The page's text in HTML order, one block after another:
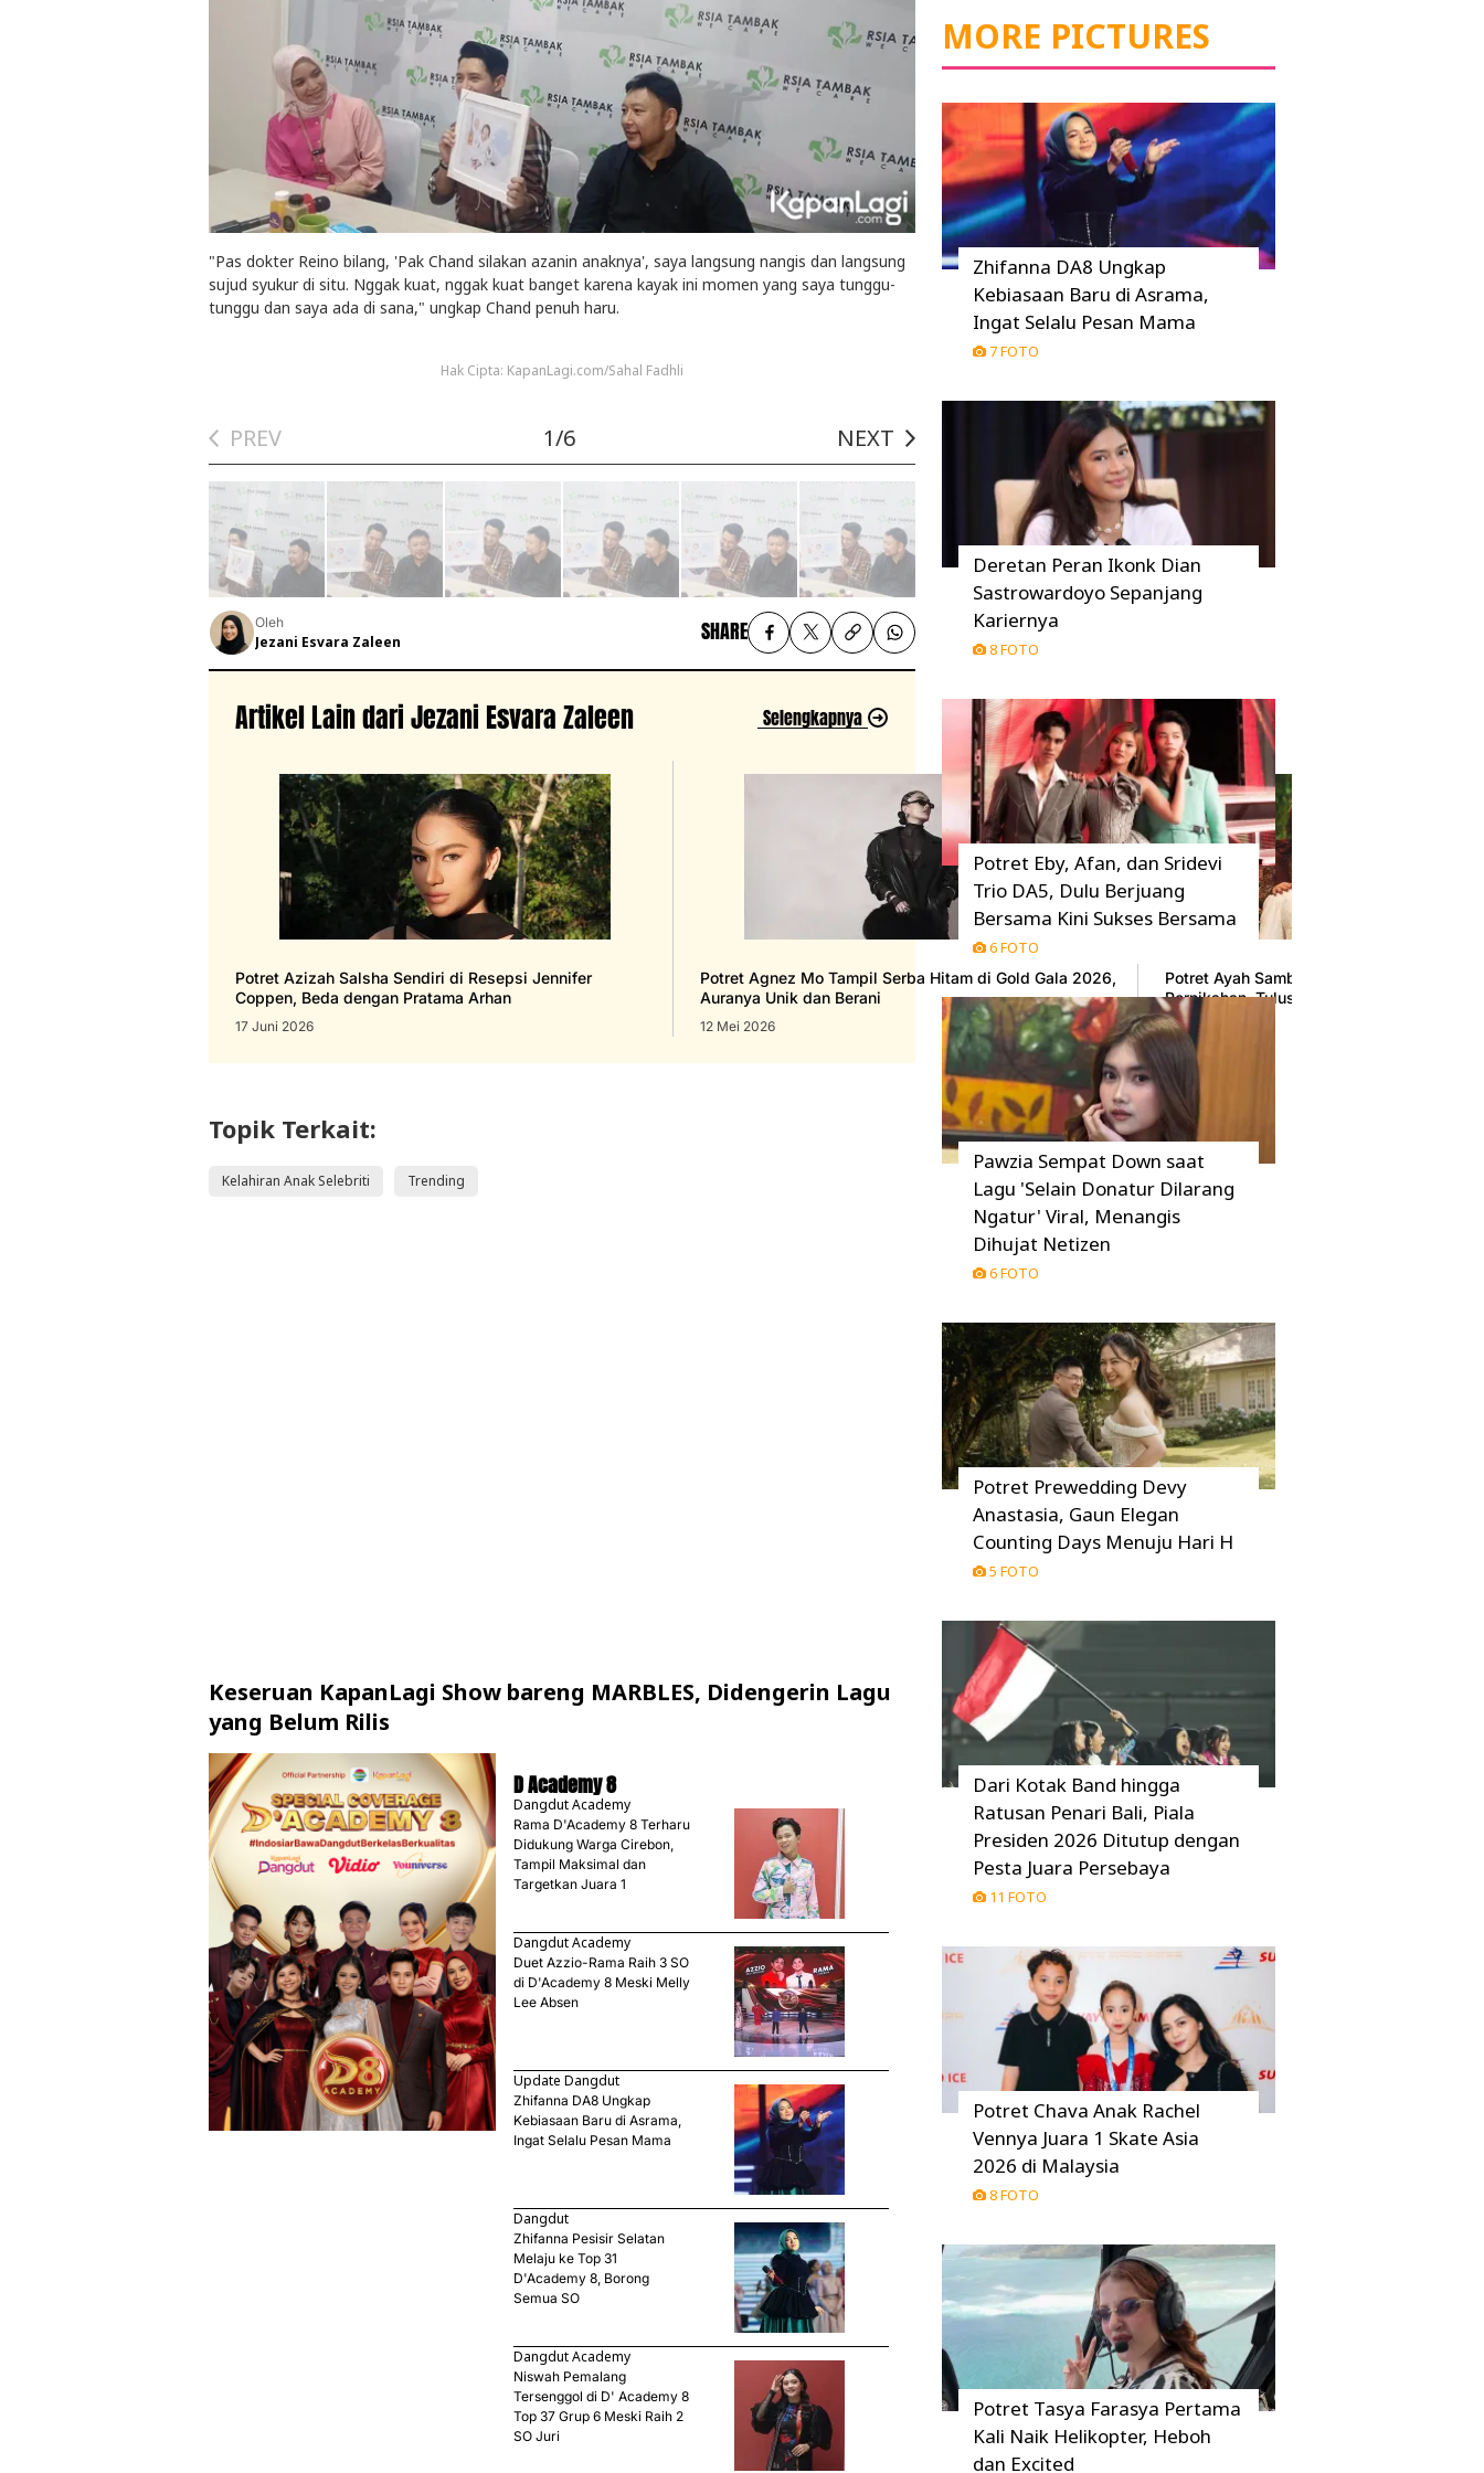
"Pas dokter Reino bilang, 'Pak Chand silakan azanin anaknya', saya langsung nangis dan langsung
sujud syukur di situ. Nggak kuat, nggak kuat banget karena kayak ini momen yang saya tunggu-
tunggu dan saya ada di sana," ungkap Chand penuh haru.
Hak Cipta: KapanLagi.com/Sahal Fadhli
PREV 1/6 NEXT
Oleh
Jezani Esvara Zaleen SHARE
Artikel Lain dari Jezani Esvara Zaleen Selengkapnya
Potret Azizah Salsha Sendiri di Resepsi Jennifer
Coppen, Beda dengan Pratama Arhan
17 Juni 2026
Potret Agnez Mo Tampil Serba Hitam di Gold Gala 2026,
Auranya Unik dan Berani
12 Mei 2026
Potret Ayah Sambung Syifa Hadju di
Pernikahan, Tulus Mendampingi
28 April 2026
Topik Terkait:
Kelahiran Anak Selebriti Trending
Keseruan KapanLagi Show bareng MARBLES, Didengerin Lagu
yang Belum Rilis
D Academy 8
Dangdut Academy
Rama D'Academy 8 Terharu
Didukung Warga Cirebon,
Tampil Maksimal dan
Targetkan Juara 1
Dangdut Academy
Duet Azzio-Rama Raih 3 SO
di D'Academy 8 Meski Melly
Lee Absen
Update Dangdut
Zhifanna DA8 Ungkap
Kebiasaan Baru di Asrama,
Ingat Selalu Pesan Mama
Dangdut
Zhifanna Pesisir Selatan
Melaju ke Top 31
D'Academy 8, Borong
Semua SO
Dangdut Academy
Niswah Pemalang
Tersenggol di D' Academy 8
Top 37 Grup 6 Meski Raih 2
SO Juri
MORE PICTURES
Zhifanna DA8 Ungkap
Kebiasaan Baru di Asrama,
Ingat Selalu Pesan Mama
7 FOTO
Deretan Peran Ikonk Dian
Sastrowardoyo Sepanjang
Kariernya
8 FOTO
Potret Eby, Afan, dan Sridevi
Trio DA5, Dulu Berjuang
Bersama Kini Sukses Bersama
6 FOTO
Pawzia Sempat Down saat
Lagu 'Selain Donatur Dilarang
Ngatur' Viral, Menangis
Dihujat Netizen
6 FOTO
Potret Prewedding Devy
Anastasia, Gaun Elegan
Counting Days Menuju Hari H
5 FOTO
Dari Kotak Band hingga
Ratusan Penari Bali, Piala
Presiden 2026 Ditutup dengan
Pesta Juara Persebaya
11 FOTO
Potret Chava Anak Rachel
Vennya Juara 1 Skate Asia
2026 di Malaysia
8 FOTO
Potret Tasya Farasya Pertama
Kali Naik Helikopter, Heboh
dan Excited